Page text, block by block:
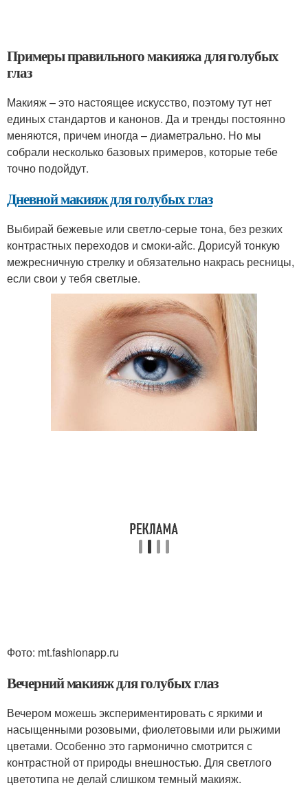
Примеры правильного макияжа для голубых
глаз
Макияж – это настоящее искусство, поэтому тут нет
единых стандартов и канонов. Да и тренды постоянно
меняются, причем иногда – диаметрально. Но мы
собрали несколько базовых примеров, которые тебе
точно подойдут.
Дневной макияж для голубых глаз
Выбирай бежевые или светло-серые тона, без резких
контрастных переходов и смоки-айс. Дорисуй тонкую
межресничную стрелку и обязательно накрась ресницы,
если свои у тебя светлые.
Фото: mt.fashionapp.ru
Вечерний макияж для голубых глаз
Вечером можешь экспериментировать с яркими и
насыщенными розовыми, фиолетовыми или рыжими
цветами. Особенно это гармонично смотрится с
контрастной от природы внешностью. Для светлого
цветотипа не делай слишком темный макияж.